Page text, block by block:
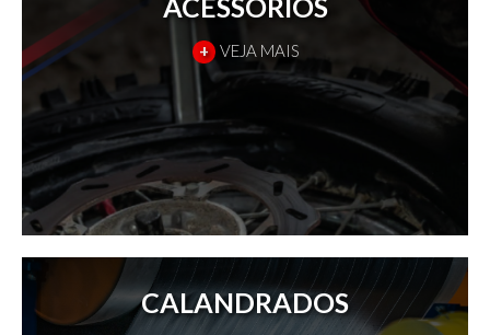
ACESSÓRIOS
+ VEJA MAIS
CALANDRADOS